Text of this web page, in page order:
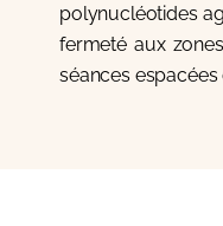
polynucléotides
fermeté aux
séances